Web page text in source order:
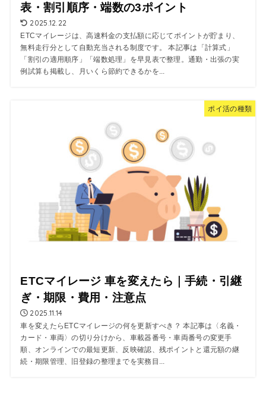
表・割引順序・端数の3ポイント
2025.12.22
ETCマイレージは、高速料金の支払額に応じてポイントが貯まり、
無料走行分として自動充当される制度です。 本記事は「計算式」
「割引の適用順序」「端数処理」を早見表で整理。通勤・出張の実
例試算も掲載し、月いくら節約できるかを...
ポイ活の種類
ETCマイレージ 車を変えたら｜手続・引継
ぎ・期限・費用・注意点
2025.11.14
車を変えたらETCマイレージの何を更新すべき？ 本記事は〈名義・
カード・車両〉の切り分けから、車載器番号・車両番号の変更手
順、オンラインでの最短更新、反映確認、残ポイントと還元額の継
続・期限管理、旧登録の整理までを実務目...